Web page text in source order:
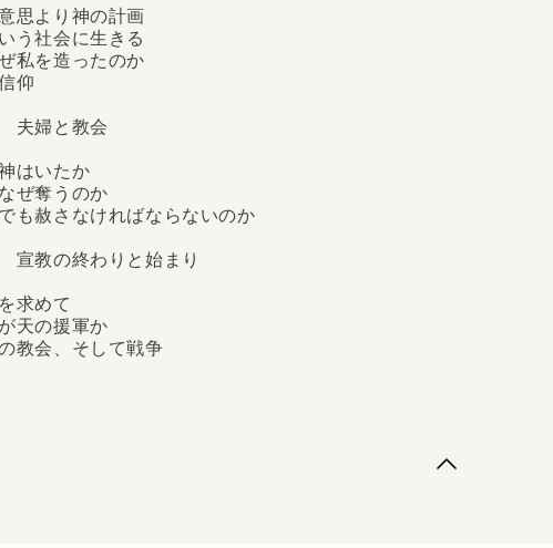
思より神の計画
う社会に生きる
私を造ったのか
仰
夫婦と教会
はいたか
ぜ奪うのか
も赦さなければならないのか
教の終わりと始まり
求めて
天の援軍か
教会、そして戦争